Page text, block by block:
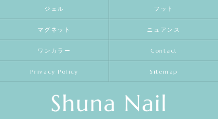
ジェル フット
マグネット ニュアンス
ワンカラー Contact
Privacy Policy Sitemap